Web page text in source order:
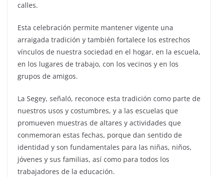
calles.
Esta celebración permite mantener vigente una
arraigada tradición y también fortalece los estrechos
vínculos de nuestra sociedad en el hogar, en la escuela,
en los lugares de trabajo, con los vecinos y en los
grupos de amigos.
La Segey, señaló, reconoce esta tradición como parte de
nuestros usos y costumbres, y a las escuelas que
promueven muestras de altares y actividades que
conmemoran estas fechas, porque dan sentido de
identidad y son fundamentales para las niñas, niños,
jóvenes y sus familias, así como para todos los
trabajadores de la educación.